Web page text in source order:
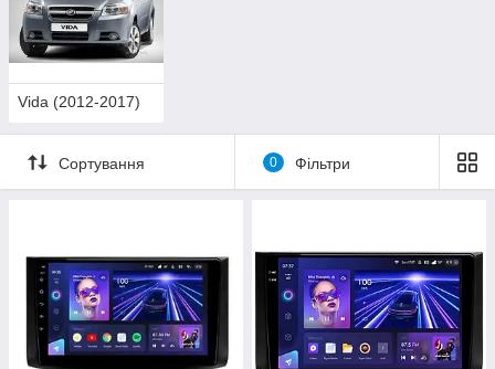
Vida (2012-2017)
Сортування 0 Фільтри